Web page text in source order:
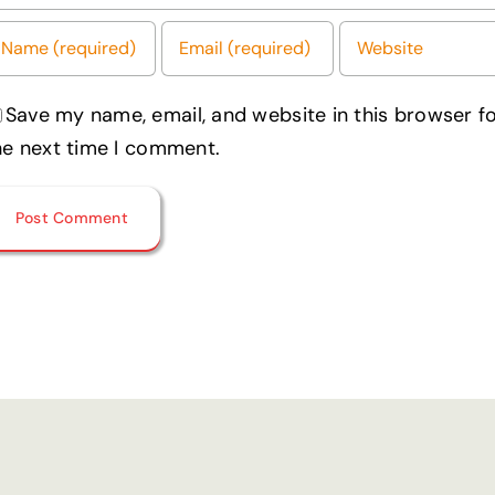
Save my name, email, and website in this browser
next time I comment.